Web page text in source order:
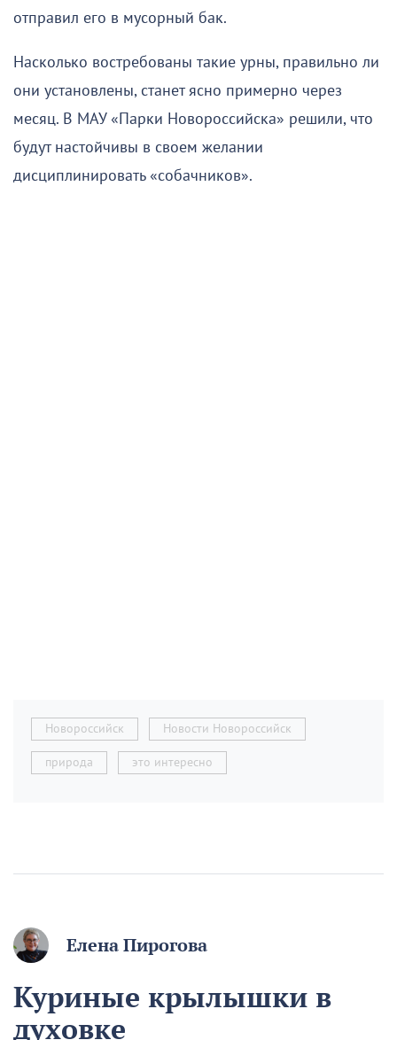
отправил его в мусорный бак.
Насколько востребованы такие урны, правильно ли
они установлены, станет ясно примерно через
месяц. В МАУ «Парки Новороссийска» решили, что
будут настойчивы в своем желании
дисциплинировать «собачников».
Новороссийск Новости Новороссийск
природа это интересно
Елена Пирогова
Куриные крылышки в
духовке